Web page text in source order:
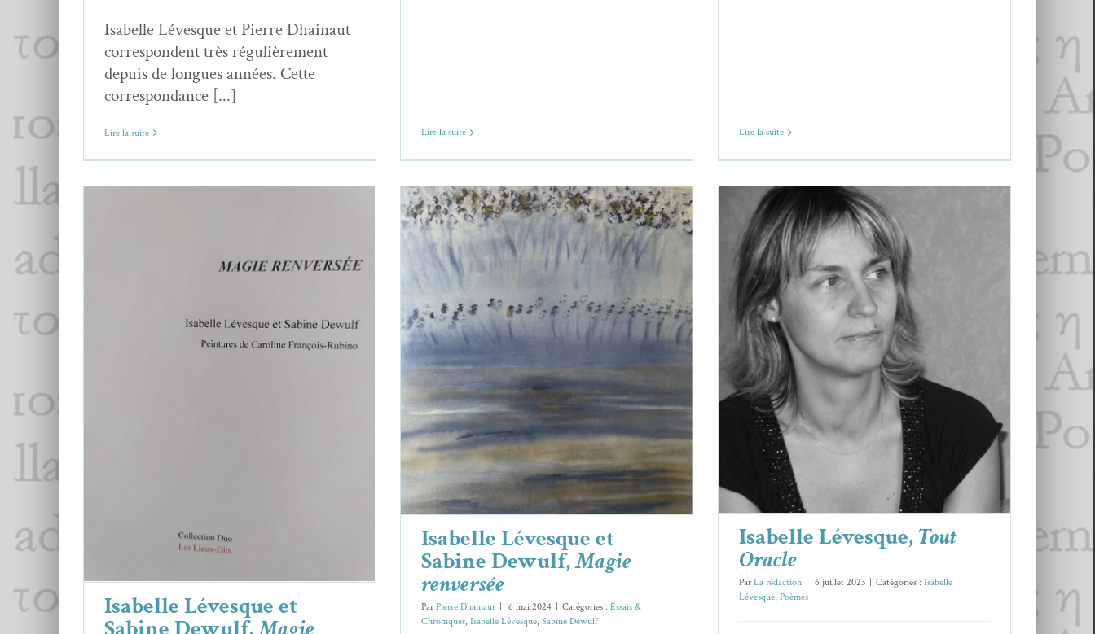
Isabelle Lévesque et Pierre Dhainaut
correspondent très régulièrement
depuis de longues années. Cette
correspondance [...]
Lire la suite Lire la suite Lire la suite
Isabelle Lévesque et
Isabelle Lévesque et Sabine Dewulf,
Magie renversée
Essais & Chroniques Isabelle Lévesque Sabine Dewulf
Isabelle Lévesque et
Sabine Dewulf,Magie
renversée
ParPierre Dhainaut 6 mai 2024 Catégories : Essais &
Chroniques, Isabelle Lévesque, Sabine Dewulf
Isabelle Lévesque,Tout Oracle
Isabelle Lévesque Poèmes
Isabelle Lévesque,Tout
Oracle
ParLa rédaction 6 juillet 2023 Catégories : Isabelle
Lévesque, Poèmes